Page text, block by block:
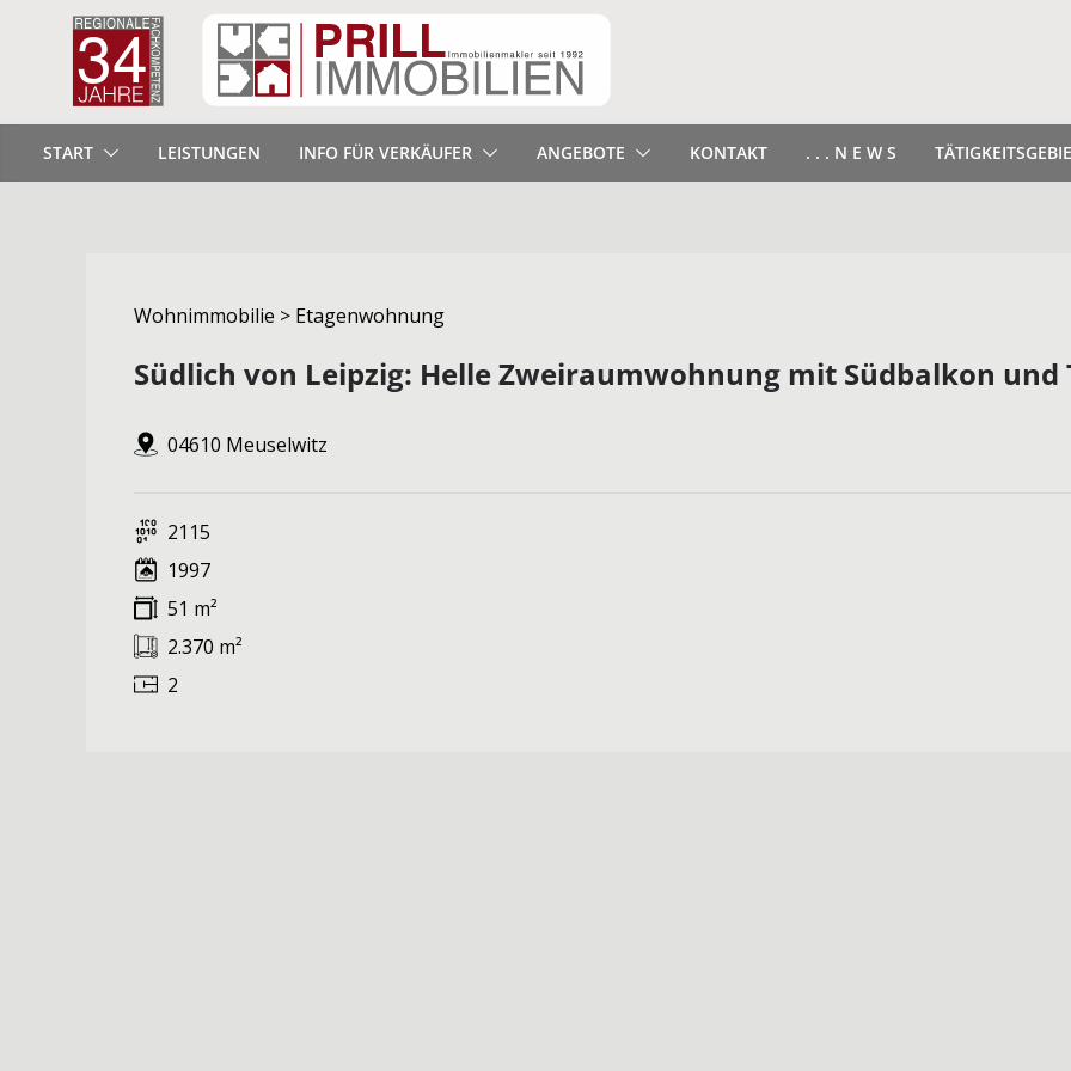
START LEISTUNGEN INFO FÜR VERKÄUFER ANGEBOTE KONTAKT . . . N E W S
Wohnimmobilie > Etagenwohnung
Südlich von Leipzig: Helle Zweiraumwohnung mit Südbalkon
04610 Meuselwitz
2115
1997
51 m²
2.370 m²
2